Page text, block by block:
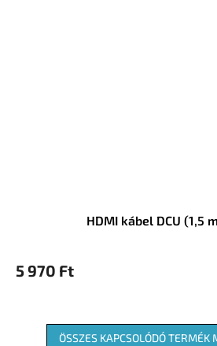
HDMI kábel DCU (1,5
5 970 Ft
ÖSSZES KAPCSOLÓDÓ TERMÉK